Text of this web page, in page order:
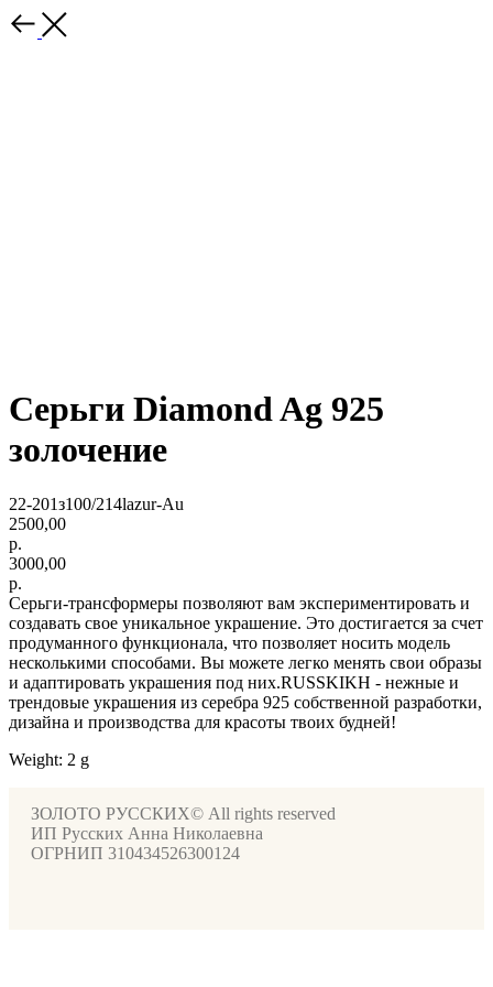
Серьги Diamond Ag 925
золочение
22-201з100/214lazur-Au
2500,00
р.
3000,00
р.
Серьги-трансформеры позволяют вам экспериментировать и
создавать свое уникальное украшение. Это достигается за счет
продуманного функционала, что позволяет носить модель
несколькими способами. Вы можете легко менять свои образы
и адаптировать украшения под них.RUSSKIKH - нежные и
трендовые украшения из серебра 925 собственной разработки,
дизайна и производства для красоты твоих будней!
Weight: 2 g
ЗОЛОТО РУССКИХ© All rights reserved
ИП Русских Анна Николаевна
ОГРНИП 310434526300124